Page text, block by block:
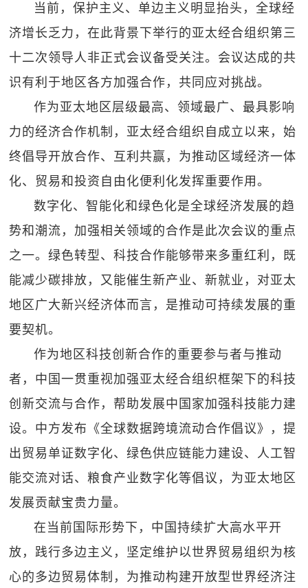
当前，保护主义、单边主义明显抬头，全球经
济增长乏力，在此背景下举行的亚太经合组织第三
十二次领导人非正式会议备受关注。会议达成的共
识有利于地区各方加强合作，共同应对挑战。
作为亚太地区层级最高、领域最广、最具影响
力的经济合作机制，亚太经合组织自成立以来，始
终倡导开放合作、互利共赢，为推动区域经济一体
化、贸易和投资自由化便利化发挥重要作用。
数字化、智能化和绿色化是全球经济发展的趋
势和潮流，加强相关领域的合作是此次会议的重点
之一。绿色转型、科技合作能够带来多重红利，既
能减少碳排放，又能催生新产业、新就业，对亚太
地区广大新兴经济体而言，是推动可持续发展的重
要契机。
作为地区科技创新合作的重要参与者与推动
者，中国一贯重视加强亚太经合组织框架下的科技
创新交流与合作，帮助发展中国家加强科技能力建
设。中方发布《全球数据跨境流动合作倡议》，提
出贸易单证数字化、绿色供应链能力建设、人工智
能交流对话、粮食产业数字化等倡议，为亚太地区
发展贡献宝贵力量。
在当前国际形势下，中国持续扩大高水平开
放，践行多边主义，坚定维护以世界贸易组织为核
心的多边贸易体制，为推动构建开放型世界经济注